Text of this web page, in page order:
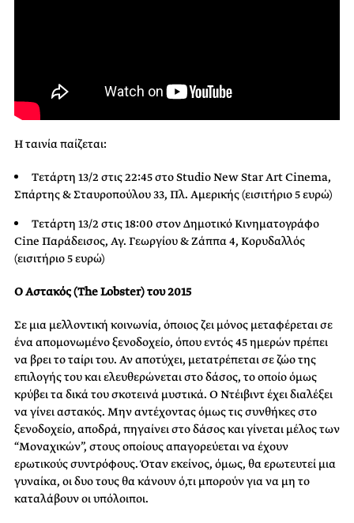
Η ταινία παίζεται:
Τετάρτη 13/2 στις 22:45 στο Studio New Star Art Cinema,
Σπάρτης & Σταυροπούλου 33, Πλ. Αμερικής (εισιτήριο 5 ευρώ)
Τετάρτη 13/2 στις 18:00 στον Δημοτικό Κινηματογράφο
Cine Παράδεισος, Αγ. Γεωργίου & Ζάππα 4, Κορυδαλλός
(εισιτήριο 5 ευρώ)
Ο Αστακός (The Lobster) του 2015
Σε μια μελλοντική κοινωνία, όποιος ζει μόνος μεταφέρεται σε
ένα απομονωμένο ξενοδοχείο, όπου εντός 45 ημερών πρέπει
να βρει το ταίρι του. Αν αποτύχει, μετατρέπεται σε ζώο της
επιλογής του και ελευθερώνεται στο δάσος, το οποίο όμως
κρύβει τα δικά του σκοτεινά μυστικά. Ο Ντέιβιντ έχει διαλέξει
να γίνει αστακός. Μην αντέχοντας όμως τις συνθήκες στο
ξενοδοχείο, αποδρά, πηγαίνει στο δάσος και γίνεται μέλος των
“Μοναχικών”, στους οποίους απαγορεύεται να έχουν
ερωτικούς συντρόφους. Όταν εκείνος, όμως, θα ερωτευτεί μια
γυναίκα, οι δυο τους θα κάνουν ό,τι μπορούν για να μη το
καταλάβουν οι υπόλοιποι.